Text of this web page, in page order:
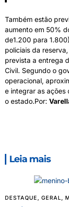
Também estão
aumento em 50%
de1.200 para
policiais da
prevista a entrega
Civil. Segundo o
operacional,
e integrar as ações
o estado.Por:
Leia mais
DESTAQUE , GERAL,